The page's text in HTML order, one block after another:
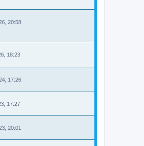
20:58
18:23
17:26
17:27
20:01